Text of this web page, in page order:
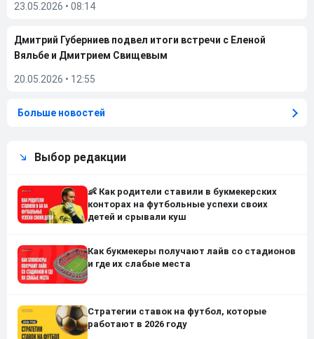
23.05.2026 • 08:14
Дмитрий Губерниев подвел итоги встречи с Еленой
Вяльбе и Дмитрием Свищевым
20.05.2026 • 12:55
Больше новостей
Выбор редакции
👶 Как родители ставили в букмекерских
конторах на футбольные успехи своих
детей и срывали куш
Как букмекеры получают лайв со стадионов
и где их слабые места
Стратегии ставок на футбол, которые
работают в 2026 году